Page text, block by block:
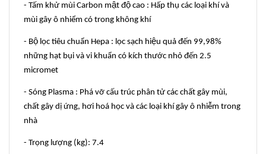
- Tấm khử mùi Carbon mật độ cao : Hấp thụ các loại khí và
mùi gây ô nhiểm có trong không khí
- Bộ lọc tiêu chuẩn Hepa : lọc sạch hiệu quả đến 99,98%
những hạt bụi và vi khuẩn có kích thước nhỏ đến 2.5
micromet
- Sóng Plasma : Phá vỡ cấu trúc phân tử các chất gây mùi,
chất gây dị ứng, hơi hoá học và các loại khí gây ô nhiễm trong
nhà
- Trọng lượng (kg): 7.4